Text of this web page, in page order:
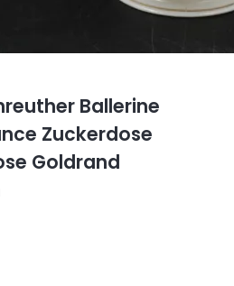
Ballerine
Zuckerdose
Goldrand